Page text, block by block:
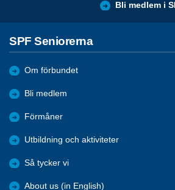
Bli medlem i
SPF Seniorerna
Om förbundet
Bli medlem
Förmåner
Utbildning och aktiviteter
Så tycker vi
About us (in English)